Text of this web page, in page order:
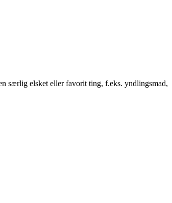
særlig elsket eller favorit ting, f.eks. yndlingsmad,